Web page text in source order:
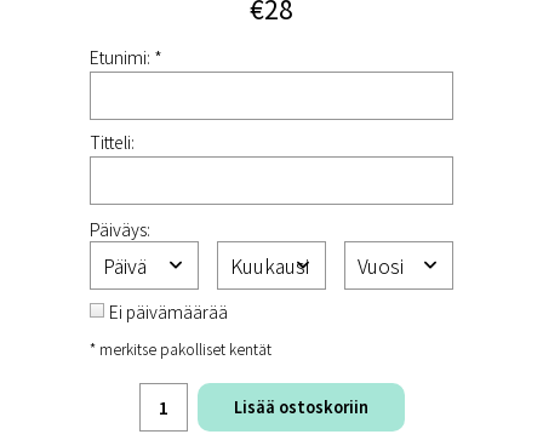
€28
Etunimi: *
Titteli:
Päiväys:
Ei päivämäärää
* merkitse pakolliset kentät
Lisää ostoskoriin